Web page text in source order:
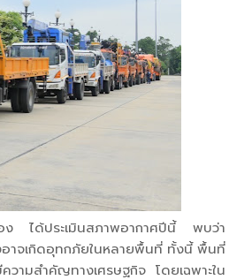
ได้ประเมินสภาพอากาศปีนี้ พบว่า
อาจเกิดอุทกภัยในหลายพื้นที่ ทั้งนี้ พื้นที่
วามสำคัญทางเศรษฐกิจ โดยเฉพาะใน